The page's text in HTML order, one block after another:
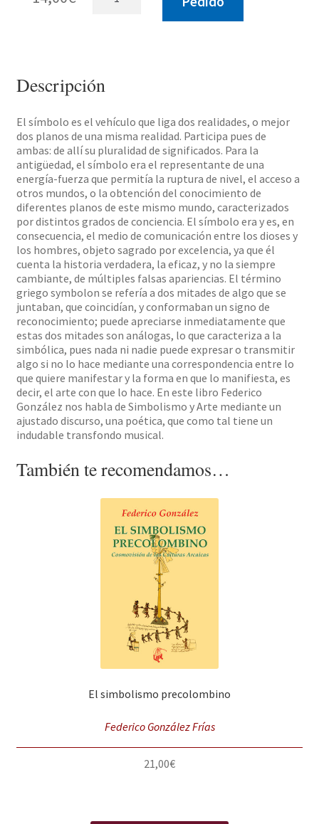
Descripción
El símbolo es el vehículo que liga dos realidades, o mejor
dos planos de una misma realidad. Participa pues de
ambas: de allí su pluralidad de significados. Para la
antigüedad, el símbolo era el representante de una
energía-fuerza que permitía la ruptura de nivel, el acceso a
otros mundos, o la obtención del conocimiento de
diferentes planos de este mismo mundo, caracterizados
por distintos grados de conciencia. El símbolo era y es, en
consecuencia, el medio de comunicación entre los dioses y
los hombres, objeto sagrado por excelencia, ya que él
cuenta la historia verdadera, la eficaz, y no la siempre
cambiante, de múltiples falsas apariencias. El término
griego symbolon se refería a dos mitades de algo que se
juntaban, que coincidían, y conformaban un signo de
reconocimiento; puede apreciarse inmediatamente que
estas dos mitades son análogas, lo que caracteriza a la
simbólica, pues nada ni nadie puede expresar o transmitir
algo si no lo hace mediante una correspondencia entre lo
que quiere manifestar y la forma en que lo manifiesta, es
decir, el arte con que lo hace. En este libro Federico
González nos habla de Simbolismo y Arte mediante un
ajustado discurso, una poética, que como tal tiene un
indudable transfondo musical.
También te recomendamos…
El simbolismo precolombino
Federico González Frías
21,00€